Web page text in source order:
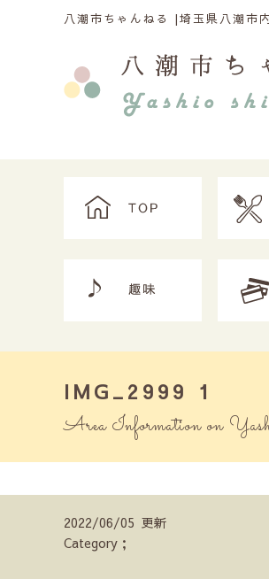
八潮市ちゃんねる |埼玉県八潮市
IMG_2999 1
Area Information on
2022/06/05 更新
Category；